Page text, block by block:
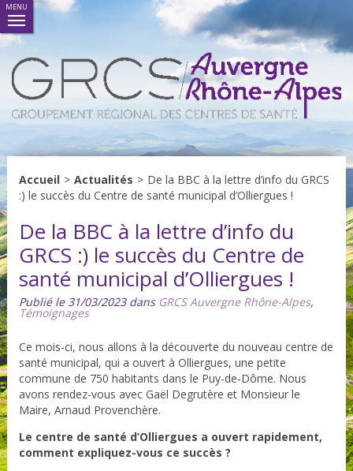
MENU
Accueil > Actualités > De la BBC à la lettre d’info du GRCS
:) le succès du Centre de santé municipal d’Olliergues !
De la BBC à la lettre d’info du
GRCS :) le succès du Centre de
santé municipal d’Olliergues !
Publié le 31/03/2023 dans GRCS Auvergne Rhône-Alpes,
Témoignages
Ce mois-ci, nous allons à la découverte du nouveau centre de
santé municipal, qui a ouvert à Olliergues, une petite
commune de 750 habitants dans le Puy-de-Dôme. Nous
avons rendez-vous avec Gaël Degrutère et Monsieur le
Maire, Arnaud Provenchère.
Le centre de santé d’Olliergues a ouvert rapidement,
comment expliquez-vous ce succès ?